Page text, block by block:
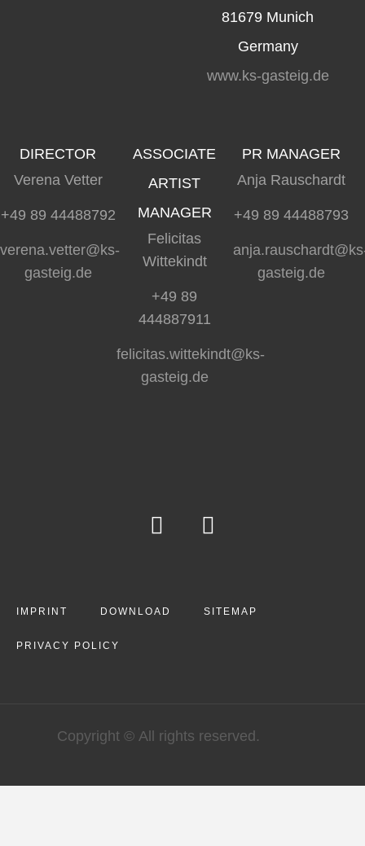
81679 Munich
Germany
www.ks-gasteig.de
DIRECTOR
Verena Vetter
+49 89 44488792
verena.vetter@ks-
gasteig.de
ASSOCIATE
ARTIST
MANAGER
Felicitas
Wittekindt
+49 89
444887911
felicitas.wittekindt@ks-
gasteig.de
PR MANAGER
Anja Rauschardt
+49 89 44488793
gasteig.de
IMPRINT DOWNLOAD SITEMAP
PRIVACY POLICY
Copyright © All rights reserved.